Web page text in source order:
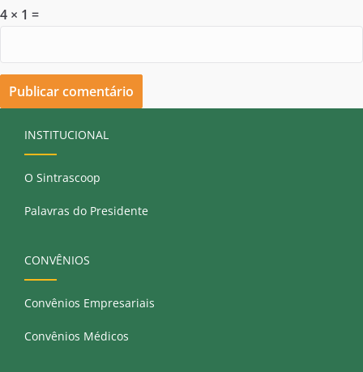
4 × 1 =
INSTITUCIONAL
O Sintrascoop
Palavras do Presidente
CONVÊNIOS
Convênios Empresariais
Convênios Médicos